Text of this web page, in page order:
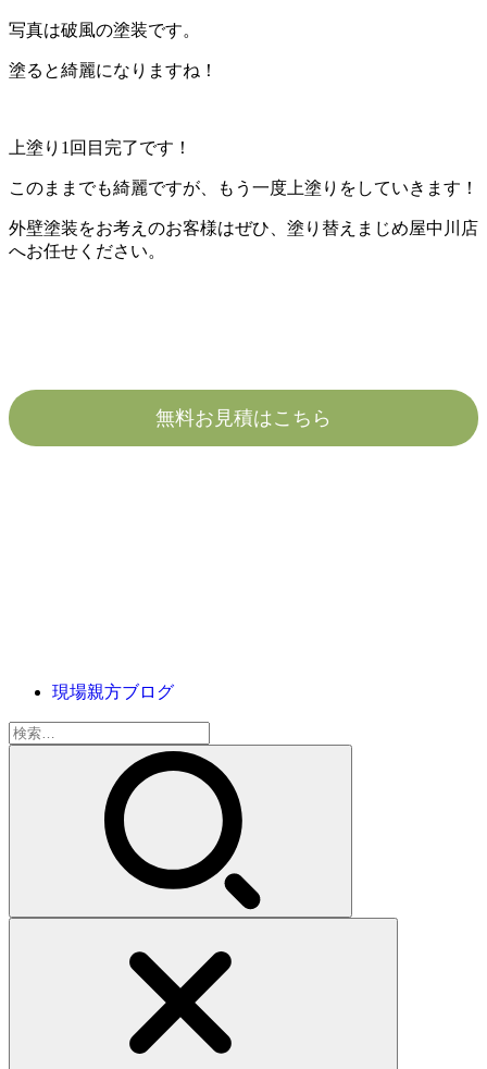
写真は破風の塗装です。
塗ると綺麗になりますね！
上塗り1回目完了です！
このままでも綺麗ですが、もう一度上塗りをしていきます！
外壁塗装をお考えのお客様はぜひ、塗り替えまじめ屋中川店
へお任せください。
無料お見積はこちら
現場親方ブログ
検
索: